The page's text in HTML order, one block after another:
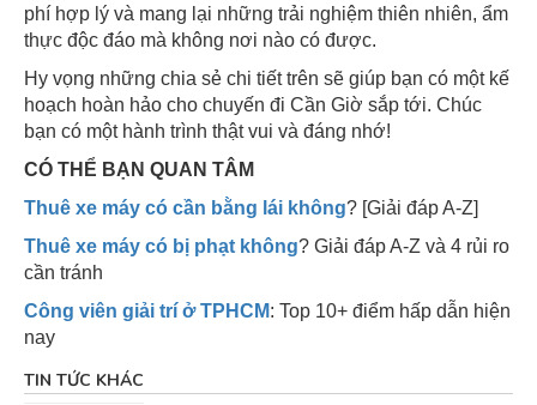
phí hợp lý và mang lại những trải nghiệm thiên nhiên, ẩm
thực độc đáo mà không nơi nào có được.
Hy vọng những chia sẻ chi tiết trên sẽ giúp bạn có một kế
hoạch hoàn hảo cho chuyến đi Cần Giờ sắp tới. Chúc
bạn có một hành trình thật vui và đáng nhớ!
CÓ THỂ BẠN QUAN TÂM
Thuê xe máy có cần bằng lái không? [Giải đáp A-Z]
Thuê xe máy có bị phạt không? Giải đáp A-Z và 4 rủi ro
cần tránh
Công viên giải trí ở TPHCM: Top 10+ điểm hấp dẫn hiện
nay
TIN TỨC KHÁC